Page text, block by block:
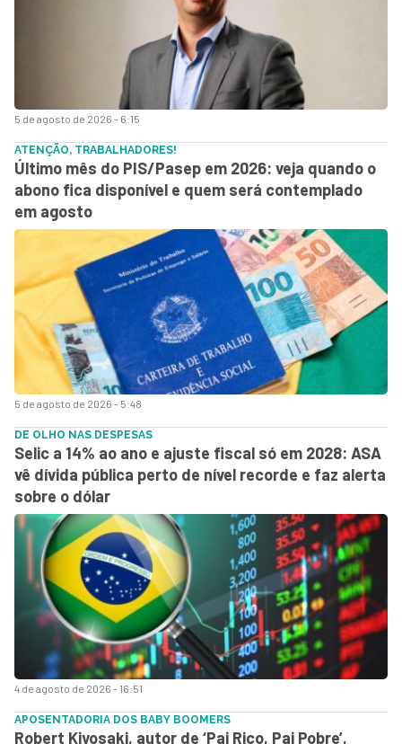
5 de agosto de 2026 - 6:15
5 de agosto de 2026 - 5:48
ATENÇÃO, TRABALHADORES!
Último mês do PIS/Pasep em 2026: veja quando o
abono fica disponível e quem será contemplado
em agosto
4 de agosto de 2026 - 16:51
DE OLHO NAS DESPESAS
Selic a 14% ao ano e ajuste fiscal só em 2028: ASA
vê dívida pública perto de nível recorde e faz alerta
sobre o dólar
APOSENTADORIA DOS BABY BOOMERS
Robert Kiyosaki, autor de ‘Pai Rico, Pai Pobre’,